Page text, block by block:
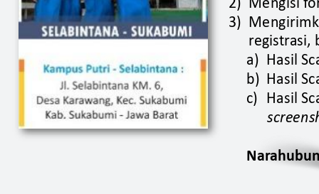
3) Mengirimk
registrasi,
a) Hasil
b) Hasil
c) Hasil
Nar